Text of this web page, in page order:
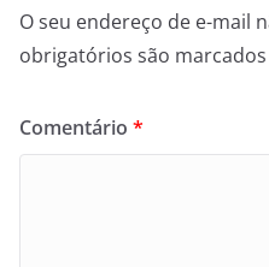
O seu endereço de e-mail
obrigatórios são
Comentário *